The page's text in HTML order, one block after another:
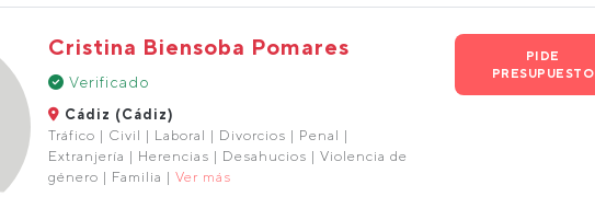
Cristina Biensoba Pomares
Verificado
Cádiz (Cádiz)
Tráfico | Civil | Laboral | Divorcios | Penal |
Extranjería | Herencias | Desahucios | Violencia de
género | Familia | Ver más
PIDE
PRESUPUESTO